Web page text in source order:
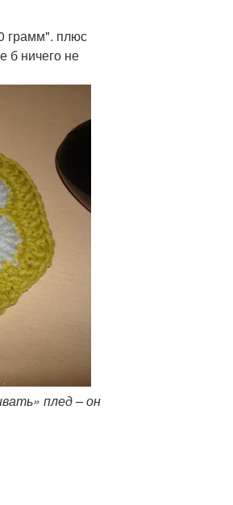
грамм". плюс
б ничего не
плед – он